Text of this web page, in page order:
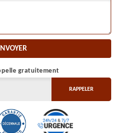
gratuitement